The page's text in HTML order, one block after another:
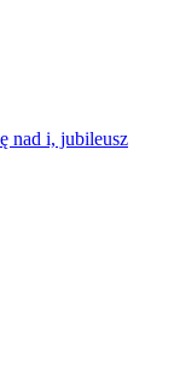
nad i, jubileusz